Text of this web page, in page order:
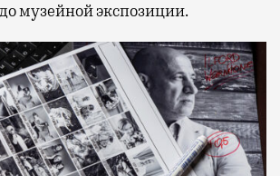
музейной экспозиции.